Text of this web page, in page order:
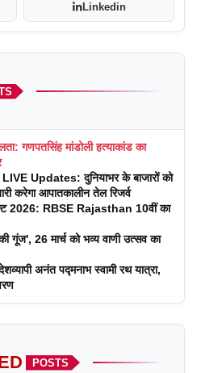
Linkedin
गणपतसिंह मांडोली हत्याकांड का
Updates: दुनियाभर के बाजारों को
करेगा आपातकालीन तेल रिजर्व
2026: RBSE Rajasthan 10वीं का
गूंज', 26 मार्च को भव्य वाणी उत्सव का
अनंत पद्मनाभ स्वामी रथ यात्रा,
POSTS